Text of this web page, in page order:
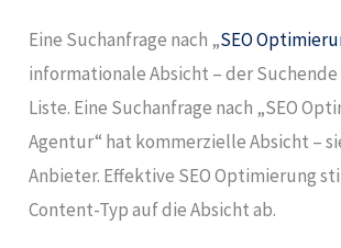
Eine Suchanfrage nach „SEO
informationale Absicht – der
Liste. Eine Suchanfrage nach „SEO
Agentur“ hat kommerzielle Absicht –
Anbieter. Effektive SEO Optimierung
Content-Typ auf die Absicht ab.